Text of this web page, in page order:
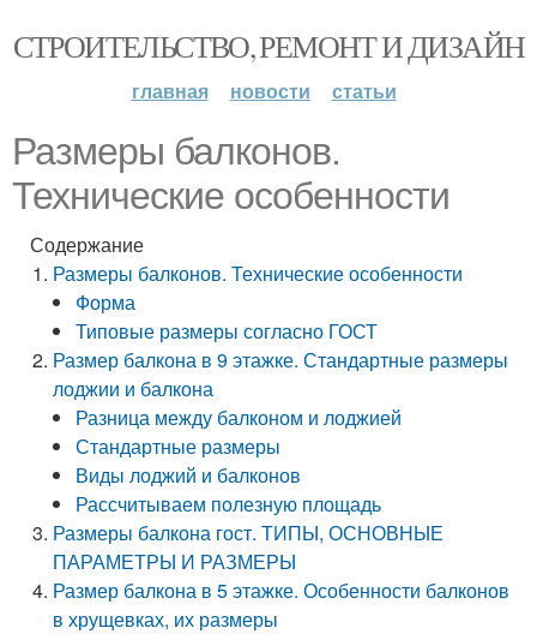
СТРОИТЕЛЬСТВО, РЕМОНТ И ДИЗАЙН
главная новости статьи
Размеры балконов.
Технические особенности
Содержание
Размеры балконов. Технические особенности
Форма
Типовые размеры согласно ГОСТ
Размер балкона в 9 этажке. Стандартные размеры
лоджии и балкона
Разница между балконом и лоджией
Стандартные размеры
Виды лоджий и балконов
Рассчитываем полезную площадь
Размеры балкона гост. ТИПЫ, ОСНОВНЫЕ
ПАРАМЕТРЫ И РАЗМЕРЫ
Размер балкона в 5 этажке. Особенности балконов
в хрущевках, их размеры